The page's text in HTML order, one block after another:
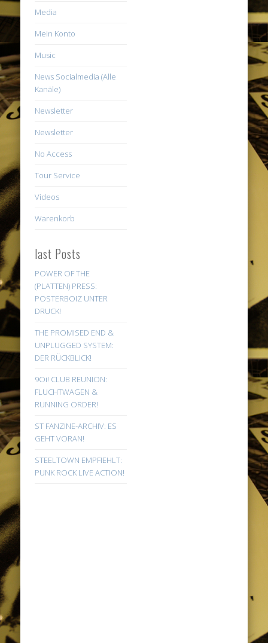
Media
Mein Konto
Music
News Socialmedia (Alle
Kanäle)
Newsletter
Newsletter
No Access
Tour Service
Videos
Warenkorb
last Posts
POWER OF THE
(PLATTEN) PRESS:
POSTERBOIZ UNTER
DRUCK!
THE PROMISED END &
UNPLUGGED SYSTEM:
DER RÜCKBLICK!
9Oi! CLUB REUNION:
FLUCHTWAGEN &
RUNNING ORDER!
ST FANZINE-ARCHIV: ES
GEHT VORAN!
STEELTOWN EMPFIEHLT:
PUNK ROCK LIVE ACTION!